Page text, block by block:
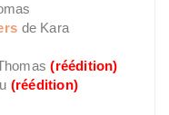
de Kara
(réédition)
(réédition)